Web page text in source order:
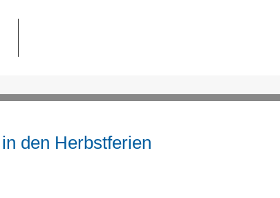
den Herbstferien